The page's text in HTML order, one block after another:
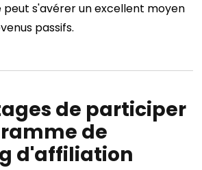
s'avérer un excellent moyen
passifs.
de participer
de
d'affiliation